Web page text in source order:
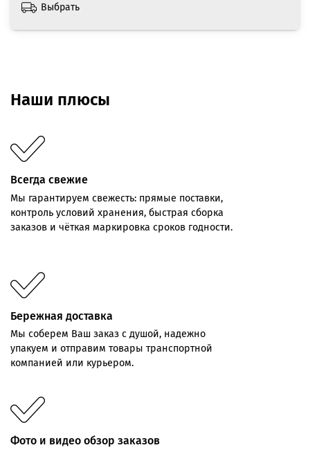
Выбрать
Наши плюсы
Всегда свежие
Мы гарантируем свежесть: прямые поставки,
контроль условий хранения, быстрая сборка
заказов и чёткая маркировка сроков годности.
Бережная доставка
Мы соберем Ваш заказ с душой, надежно
упакуем и отправим товары транспортной
компанией или курьером.
Фото и видео обзор заказов